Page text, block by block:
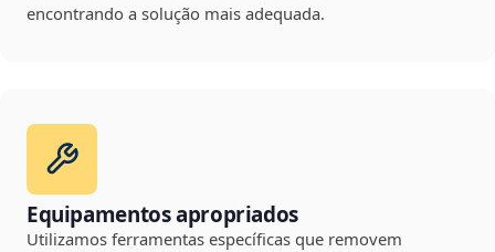
encontrando a solução mais adequada.
Equipamentos apropriados
Utilizamos ferramentas específicas que removem